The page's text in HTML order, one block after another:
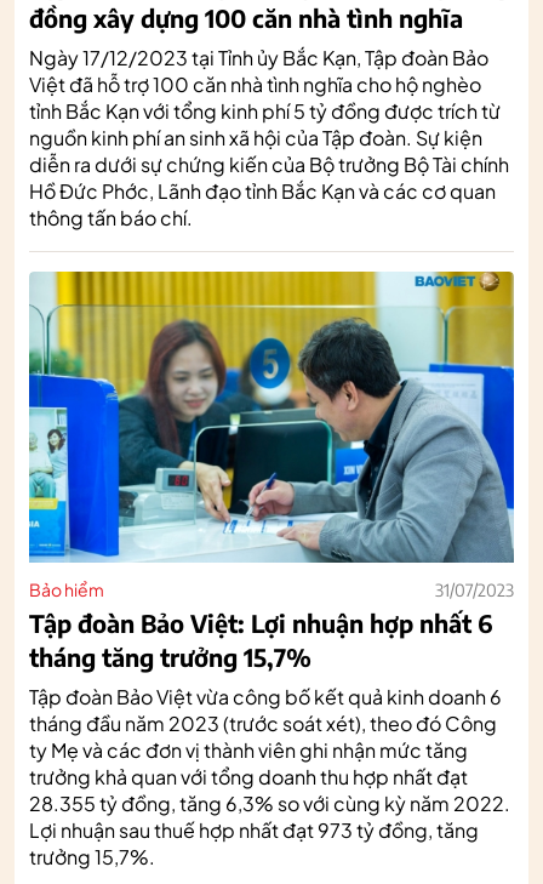
đồng xây dựng 100 căn nhà tình nghĩa
Ngày 17/12/2023 tại Tỉnh ủy Bắc Kạn, Tập đoàn Bảo
Việt đã hỗ trợ 100 căn nhà tình nghĩa cho hộ nghèo
tỉnh Bắc Kạn với tổng kinh phí 5 tỷ đồng được trích từ
nguồn kinh phí an sinh xã hội của Tập đoàn. Sự kiện
diễn ra dưới sự chứng kiến của Bộ trưởng Bộ Tài chính
Hồ Đức Phớc, Lãnh đạo tỉnh Bắc Kạn và các cơ quan
thông tấn báo chí.
Bảo hiểm 31/07/2023
Tập đoàn Bảo Việt: Lợi nhuận hợp nhất 6
tháng tăng trưởng 15,7%
Tập đoàn Bảo Việt vừa công bố kết quả kinh doanh 6
tháng đầu năm 2023 (trước soát xét), theo đó Công
ty Mẹ và các đơn vị thành viên ghi nhận mức tăng
trưởng khả quan với tổng doanh thu hợp nhất đạt
28.355 tỷ đồng, tăng 6,3% so với cùng kỳ năm 2022.
Lợi nhuận sau thuế hợp nhất đạt 973 tỷ đồng, tăng
trưởng 15,7%.